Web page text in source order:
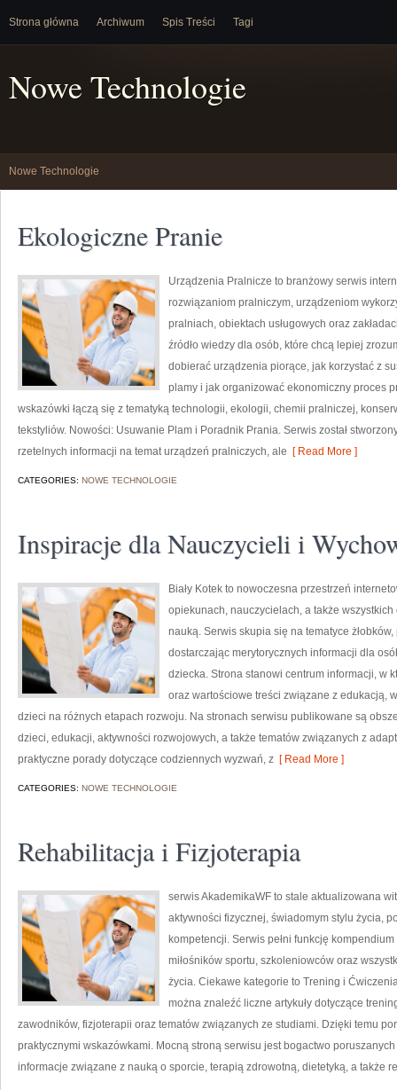
Strona główna Archiwum Spis Treści Tagi
Nowe Technologie
Nowe Technologie
Ekologiczne Pranie
Urządzenia Pralnicze to branżowy serwis
rozwiązaniom pralniczym, urządzeniom
pralniach, obiektach usługowych oraz
źródło wiedzy dla osób, które chcą lepiej
dobierać urządzenia piorące, jak korzystać z
plamy i jak organizować ekonomiczny proces
wskazówki łączą się z tematyką technologii, ekologii, chemii pralniczej,
tekstyliów. Nowości: Usuwanie Plam i Poradnik Prania. Serwis został
rzetelnych informacji na temat urządzeń pralniczych, ale [ Read More ]
CATEGORIES: NOWE TECHNOLOGIE
Inspiracje dla Nauczycieli i
Biały Kotek to nowoczesna przestrzeń
opiekunach, nauczycielach, a także
nauką. Serwis skupia się na tematyce
dostarczając merytorycznych informacji dla
dziecka. Strona stanowi centrum informacji, w
oraz wartościowe treści związane z edukacją,
dzieci na różnych etapach rozwoju. Na stronach serwisu publikowane są
dzieci, edukacji, aktywności rozwojowych, a także tematów związanych z
praktyczne porady dotyczące codziennych wyzwań, z [ Read More ]
CATEGORIES: NOWE TECHNOLOGIE
Rehabilitacja i Fizjoterapia
serwis AkademikaWF to stale aktualizowana
aktywności fizycznej, świadomym stylu życia,
kompetencji. Serwis pełni funkcję
miłośników sportu, szkoleniowców oraz
życia. Ciekawe kategorie to Trening i
można znaleźć liczne artykuły dotyczące
zawodników, fizjoterapii oraz tematów związanych ze studiami. Dzięki temu
praktycznymi wskazówkami. Mocną stroną serwisu jest bogactwo
informacje związane z nauką o sporcie, terapią zdrowotną, dietetyką, a także